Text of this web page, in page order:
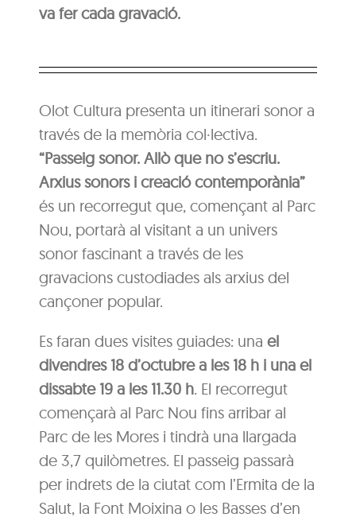
va fer cada gravació.
Olot Cultura presenta un itinerari sonor a
través de la memòria col·lectiva.
“Passeig sonor. Allò que no s’escriu.
Arxius sonors i creació contemporània”
és un recorregut que, començant al Parc
Nou, portarà al visitant a un univers
sonor fascinant a través de les
gravacions custodiades als arxius del
cançoner popular.
Es faran dues visites guiades: unael
divendres 18 d’octubre a les 18 h i una el
dissabte 19 a les 11.30 h. El recorregut
començarà al Parc Nou fins arribar al
Parc de les Mores i tindrà una llargada
de 3,7 quilòmetres. El passeig passarà
per indrets de la ciutat com l’Ermita de la
Salut, la Font Moixina o les Basses d’en